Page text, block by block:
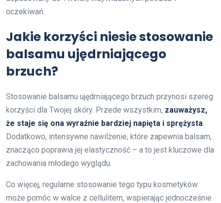
oczekiwań.
Jakie korzyści niesie stosowanie
balsamu ujędrniającego
brzuch?
Stosowanie balsamu ujędrniającego brzuch przynosi szereg
korzyści dla Twojej skóry. Przede wszystkim, zauważysz,
że staje się ona wyraźnie bardziej napięta i sprężysta.
Dodatkowo, intensywne nawilżenie, które zapewnia balsam,
znacząco poprawia jej elastyczność – a to jest kluczowe dla
zachowania młodego wyglądu.
Co więcej, regularne stosowanie tego typu kosmetyków
może pomóc w walce z cellulitem, wspierając jednocześnie